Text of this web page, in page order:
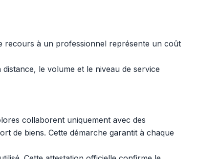
recours à un professionnel représente un coût
distance, le volume et le niveau de service
collaborent uniquement avec des
de biens. Cette démarche garantit à chaque